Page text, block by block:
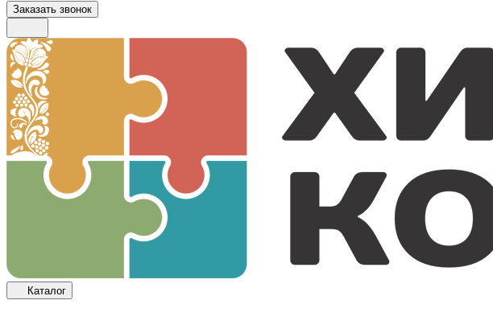
Заказать звонок
Каталог